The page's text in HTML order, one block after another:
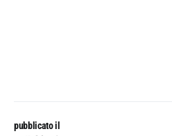
pubblicato il